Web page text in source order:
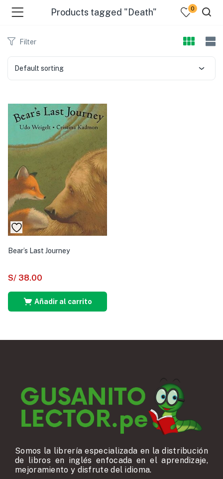
Products tagged "Death" 0
Filter
Default sorting
Bear’s Last Journey
S/ 38.00
Añadir al carrito
Somos la librería especializada en la distribución
de libros en inglés enfocada en el aprendizaje,
mejoramiento y disfrute del idioma.